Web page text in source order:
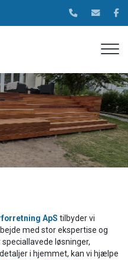
ApS tilbyder vi
med stor ekspertise og
løsninger,
i hjemmet, kan vi hjælpe